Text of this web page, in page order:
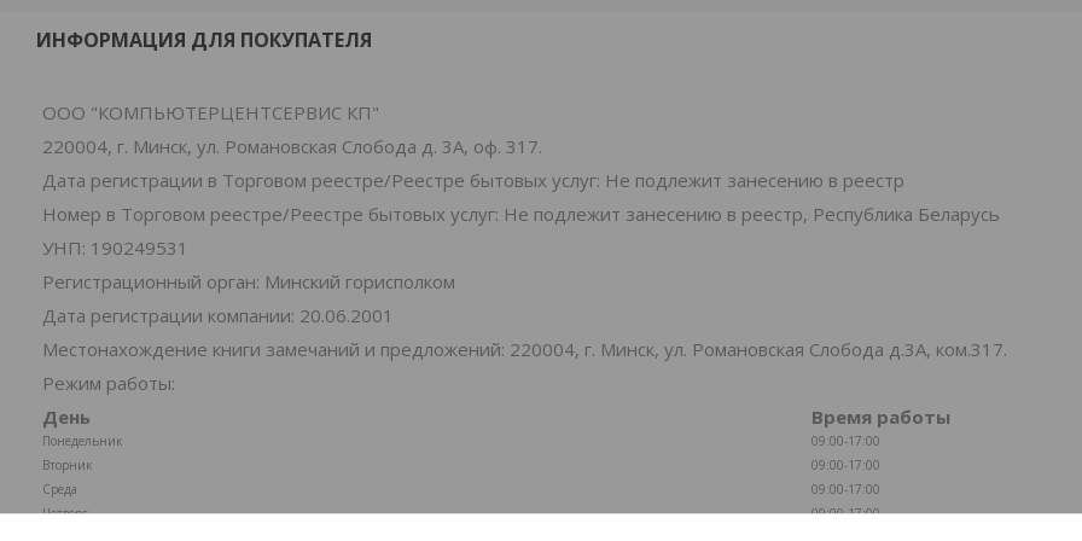
ИНФОРМАЦИЯ ДЛЯ ПОКУПАТЕЛЯ
ООО "КОМПЬЮТЕРЦЕНТСЕРВИС КП"
220004, г. Минск, ул. Романовская Слобода д. 3А, оф. 317.
Дата регистрации в Торговом реестре/Реестре бытовых услуг: Не подлежит занесению в реестр
Номер в Торговом реестре/Реестре бытовых услуг: Не подлежит занесению в реестр, Республика Беларусь
УНП: 190249531
Регистрационный орган: Минский горисполком
Дата регистрации компании: 20.06.2001
Местонахождение книги замечаний и предложений: 220004, г. Минск, ул. Романовская Слобода д.3А, ком.317.
Режим работы:
День
Время работы
Понедельник
09:00-17:00
Вторник
09:00-17:00
Среда
09:00-17:00
Четверг
09:00-17:00